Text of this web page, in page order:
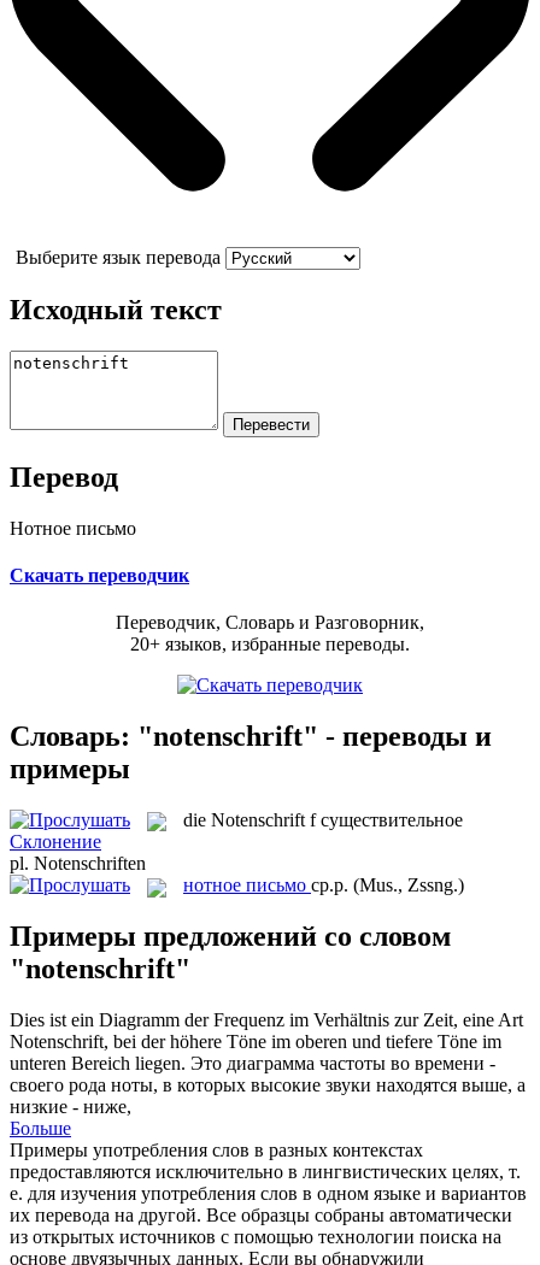
Выберите язык перевода
Исходный текст
Перевод
Нотное письмо
Скачать переводчик
Переводчик, Словарь и Разговорник,
20+ языков, избранные переводы.
Словарь: "notenschrift" - переводы и
примеры
die Notenschrift f существительное
Склонение
pl. Notenschriften
нотное письмо ср.р. (Mus., Zssng.)
Примеры предложений со словом
"notenschrift"
Dies ist ein Diagramm der Frequenz im Verhältnis zur Zeit, eine Art
Notenschrift, bei der höhere Töne im oberen und tiefere Töne im
unteren Bereich liegen. Это диаграмма частоты во времени -
своего рода ноты, в которых высокие звуки находятся выше, а
низкие - ниже,
Больше
Примеры употребления слов в разных контекстах
предоставляются исключительно в лингвистических целях, т.
е. для изучения употребления слов в одном языке и вариантов
их перевода на другой. Все образцы собраны автоматически
из открытых источников с помощью технологии поиска на
основе двуязычных данных. Если вы обнаружили